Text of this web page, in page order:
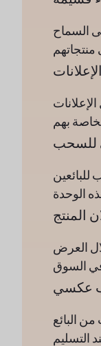
السماح
للسحب
المنتج
العرض
عكسي
البائع